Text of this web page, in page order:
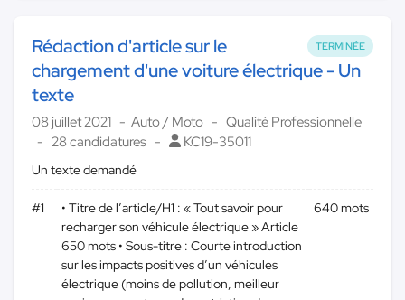
TERMINÉE
Rédaction d'article sur le
chargement d'une voiture électrique - Un
texte
08 juillet 2021 Auto / Moto
Qualité Professionnelle
28 candidatures
KC19-35011
Un texte demandé
#1
• Titre de l’article/H1 : « Tout savoir pour
recharger son véhicule électrique » Article
650 mots • Sous-titre : Courte introduction
sur les impacts positives d’un véhicules
électrique (moins de pollution, meilleur
640 mots